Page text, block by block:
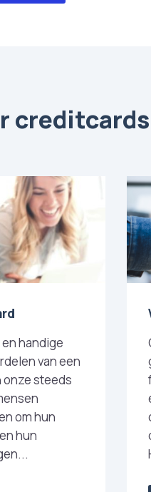
creditcards
handige
van een
onze steeds
om hun
hun